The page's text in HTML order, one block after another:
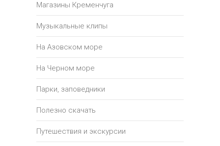
Магазины Кременчуга
Музыкальные клипы
На Азовском море
На Черном море
Парки, заповедники
Полезно скачать
Путешествия и экскурсии